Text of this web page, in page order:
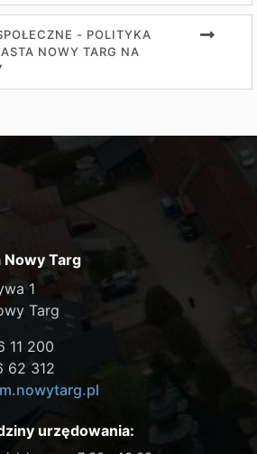
- POLITYKA
NOWY TARG NA
Nowy Targ
1
Targ
11 200
62 312
urzędowania: